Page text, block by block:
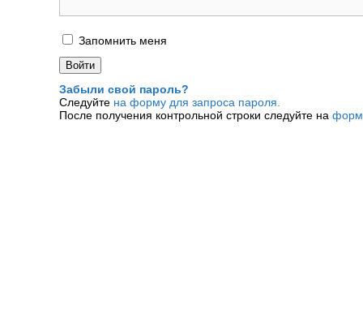
Запомнить меня
Забыли свой пароль?
Следуйте на форму для запроса пароля.
После получения контрольной строки следуйте на